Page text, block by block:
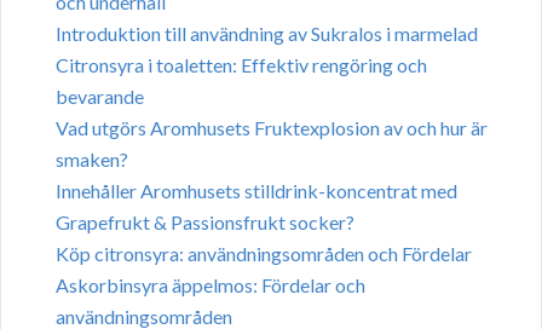
Introduktion till användning av Sukralos i marmelad
Citronsyra i toaletten: Effektiv rengöring och
bevarande
Vad utgörs Aromhusets Fruktexplosion av och hur är
smaken?
Innehåller Aromhusets stilldrink-koncentrat med
Grapefrukt & Passionsfrukt socker?
Köp citronsyra: användningsområden och Fördelar
Askorbinsyra äppelmos: Fördelar och
användningsområden